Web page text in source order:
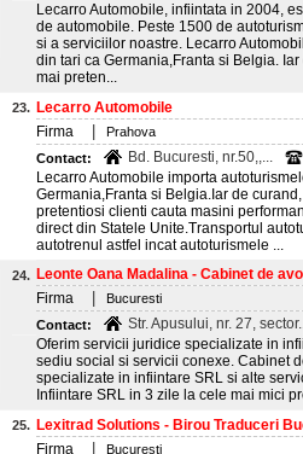
Lecarro Automobile, infiintata in 2004,
de automobile. Peste 1500 de
si a serviciilor noastre. Lecarro
din tari ca Germania,Franta si Belgia.
mai preten...
23. Lecarro Automobile
Firma
Prahova
Contact:
Bd. Bucuresti, nr.50,,...
Lecarro Automobile importa
Germania,Franta si Belgia.Iar de
pretentiosi clienti cauta masini
direct din Statele Unite.Transportul
autotrenul astfel incat autoturismele ...
24. Leonte Oana Madalina - Cabinet de
Firma
Bucuresti
Contact:
Str. Apusului, nr. 27,
Oferim servicii juridice specializate in
sediu social si servicii conexe. Cabinet
specializate in infiintare SRL si alte
Infiintare SRL in 3 zile la cele mai mici
25. Lexitrad Solutions - Birou Traduceri
Firma
Bucuresti